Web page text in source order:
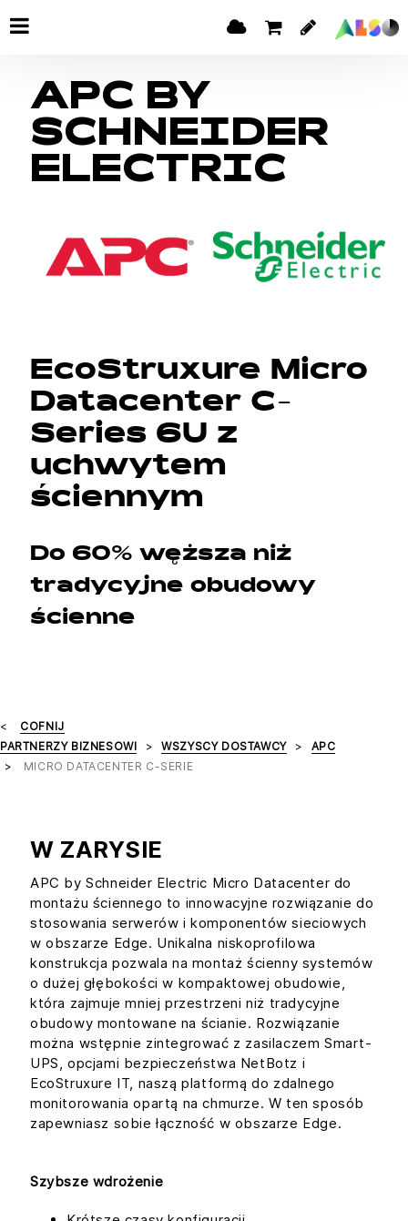
APC BY
SCHNEIDER
ELECTRIC
EcoStruxure Micro
Datacenter C-
Series 6U z
uchwytem
ściennym
Do 60% węższa niż
tradycyjne obudowy
ścienne
COFNIJ
PARTNERZY BIZNESOWI
WSZYSCY DOSTAWCY
APC
MICRO DATACENTER C-SERIE
W ZARYSIE
APC by Schneider Electric Micro Datacenter do
montażu ściennego to innowacyjne rozwiązanie do
stosowania serwerów i komponentów sieciowych
w obszarze Edge. Unikalna niskoprofilowa
konstrukcja pozwala na montaż ścienny systemów
o dużej głębokości w kompaktowej obudowie,
która zajmuje mniej przestrzeni niż tradycyjne
obudowy montowane na ścianie. Rozwiązanie
można wstępnie zintegrować z zasilaczem Smart-
UPS, opcjami bezpieczeństwa NetBotz i
EcoStruxure IT, naszą platformą do zdalnego
monitorowania opartą na chmurze. W ten sposób
zapewniasz sobie łączność w obszarze Edge.
Szybsze wdrożenie